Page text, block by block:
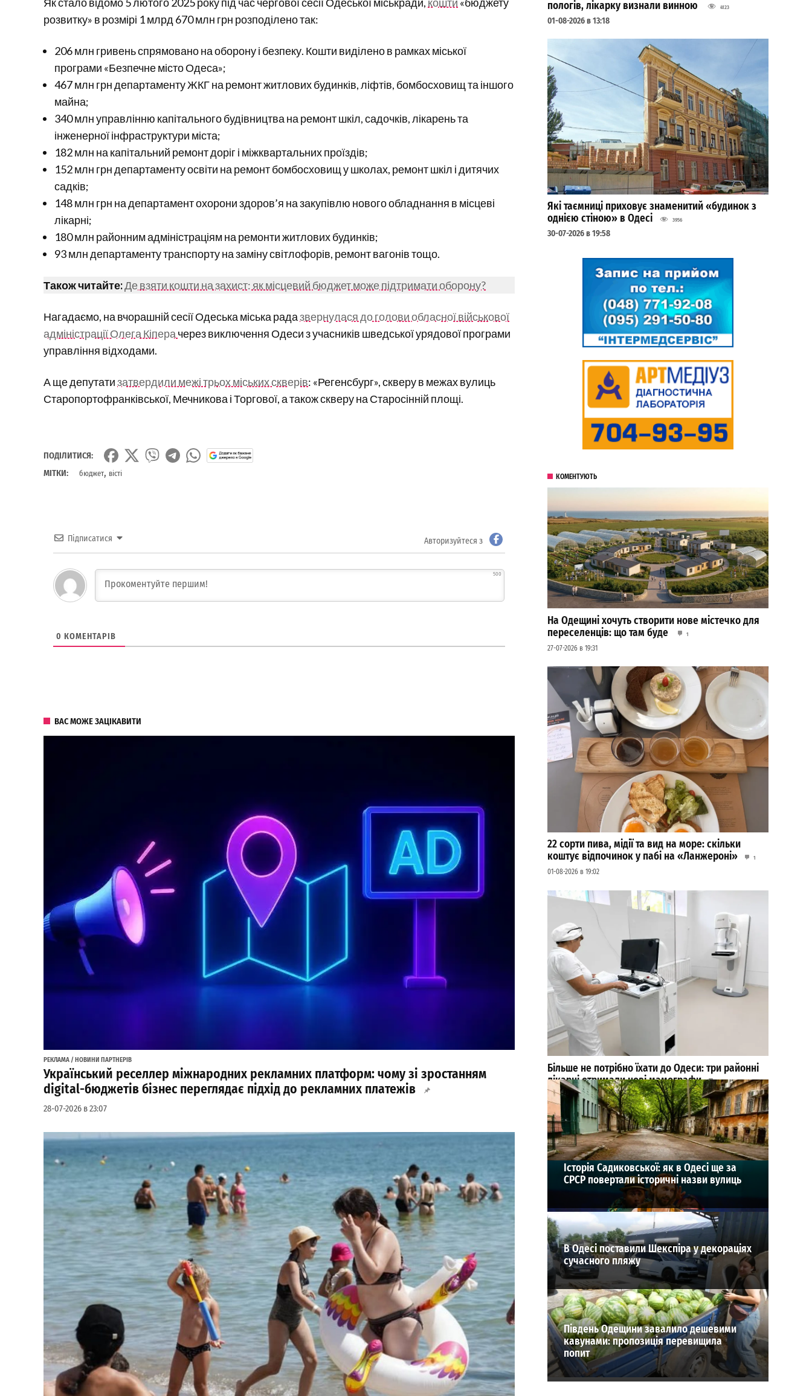
розвитку» в розмірі 1 млрд 670 млн грн розподілено так:
206 млн гривень спрямовано на оборону і безпеку. Кошти виділено в рамках міської
програми «Безпечне місто Одеса»;
467 млн грн департаменту ЖКГ на ремонт житлових будинків, ліфтів, бомбосховищ та іншого
майна;
340 млн управлінню капітального будівництва на ремонт шкіл, садочків, лікарень та
інженерної інфраструктури міста;
182 млн на капітальний ремонт доріг і міжквартальних проїздів;
152 млн грн департаменту освіти на ремонт бомбосховищ у школах, ремонт шкіл і дитячих
садків;
148 млн грн на департамент охорони здоров’я на закупівлю нового обладнання в місцеві
лікарні;
180 млн районним адміністраціям на ремонти житлових будинків;
93 млн департаменту транспорту на заміну світлофорів, ремонт вагонів тощо.
Також читайте:Де взяти кошти на захист: як місцевий бюджет може підтримати оборону?
Нагадаємо, на вчорашній сесії Одеська міська радазвернулася до голови обласної військової
адміністрації Олега Кіпера через виключення Одеси з учасників шведської урядової програми
управління відходами.
А ще депутатизатвердили межі трьох міських скверів: «Регенсбург», скверу в межах вулиць
Старопортофранківської, Мечникова і Торгової, а також скверу на Старосінній площі.
ПОДІЛИТИСЯ:
МІТКИ:
бюджет, вісті
Підписатися Авторизуйтеся з
500
0 КОМЕНТАРІВ
ВАС МОЖЕ ЗАЦІКАВИТИ
РЕКЛАМА / НОВИНИ ПАРТНЕРІВ
Український реселлер міжнародних рекламних платформ: чому зі зростанням
digital-бюджетів бізнес переглядає підхід до рекламних платежів
28-07-2026 в 23:07
пологів, лікарку визнали винною
4123
01-08-2026 в 13:18
Які таємниці приховує знаменитий «будинок з
однією стіною» в Одесі
3956
30-07-2026 в 19:58
КОМЕНТУЮТЬ
На Одещині хочуть створити нове містечко для
переселенців: що там буде
1
27-07-2026 в 19:31
22 сорти пива, мідії та вид на море: скільки
коштує відпочинок у пабі на «Ланжероні»
1
01-08-2026 в 19:02
Більше не потрібно їхати до Одеси: три районні
лікарні отримали нові мамографи
0
31-07-2026 в 10:26
ВИБІР РЕДАКЦІЇ
Історія Садиковської: як в Одесі ще за
СРСР повертали історичні назви вулиць
В Одесі поставили Шекспіра у декораціях
сучасного пляжу
Південь Одещини завалило дешевими
кавунами: пропозиція перевищила
попит